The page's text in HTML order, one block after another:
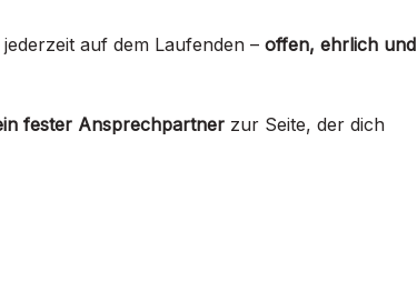
auf dem Laufenden – offen, ehrlich und
fester Ansprechpartner zur Seite, der dich